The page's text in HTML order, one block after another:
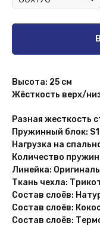
Высота: 25 см
Жёсткость верх/
Разная жесткость
Пружинный блок:
Нагрузка на
Количество
Линейка:
Ткань чехла:
Состав слоёв:
Состав слоёв:
Состав слоёв: